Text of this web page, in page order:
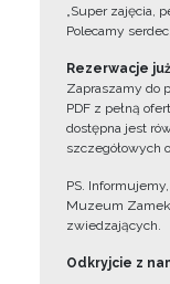
„Super zajęcia,
Polecamy
Rezerwacje
Zapraszamy do
PDF z pełną
dostępna jest
szczegółowych
PS.
Muzeum
zwiedzających.
Odkryjcie z